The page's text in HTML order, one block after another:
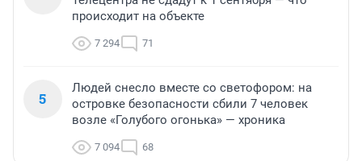
происходит на объекте
7 294 71
5
Людей снесло вместе со светофором: на
островке безопасности сбили 7 человек
возле «Голубого огонька» — хроника
7 094 68